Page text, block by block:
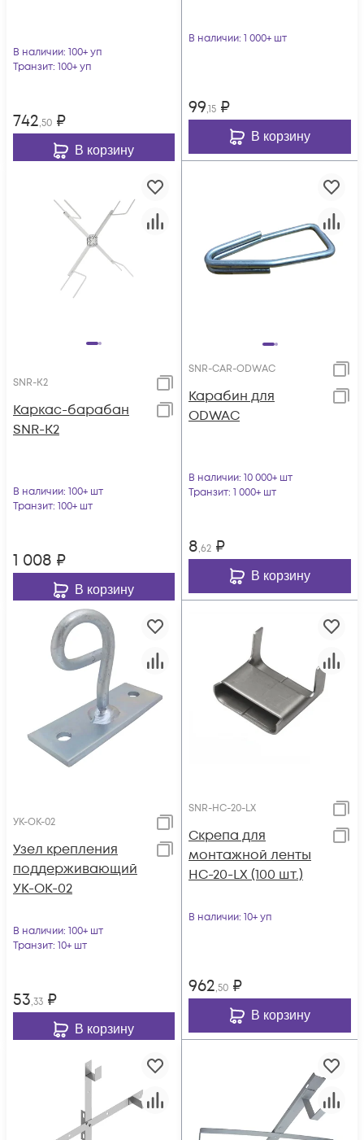
В наличии: 100+ уп
Транзит: 100+ уп
742,50 ₽
В корзину
В наличии: 1 000+ шт
99,15 ₽
В корзину
SNR-K2
Каркас-барабан
SNR-K2
В наличии: 100+ шт
Транзит: 100+ шт
1 008 ₽
В корзину
SNR-CAR-ODWAC
Карабин для
ODWAC
В наличии: 10 000+ шт
Транзит: 1 000+ шт
8,62 ₽
В корзину
УК-ОК-02
Узел крепления
поддерживающий
УК-ОК-02
В наличии: 100+ шт
Транзит: 10+ шт
53,33 ₽
В корзину
SNR-HC-20-LX
Скрепа для
монтажной ленты
НС-20-LX (100 шт.)
В наличии: 10+ уп
962,50 ₽
В корзину